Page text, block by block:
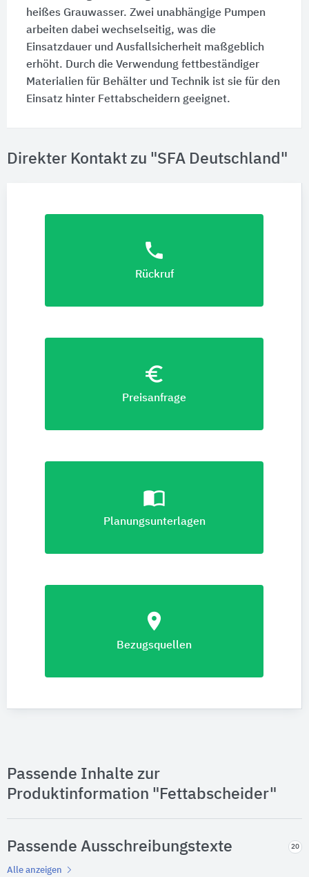
heißes Grauwasser. Zwei unabhängige Pumpen
arbeiten dabei wechselseitig, was die
Einsatzdauer und Ausfallsicherheit maßgeblich
erhöht. Durch die Verwendung fettbeständiger
Materialien für Behälter und Technik ist sie für den
Einsatz hinter Fettabscheidern geeignet.
Direkter Kontakt zu "SFA Deutschland"
phone
Rückruf
euro_symbol
Preisanfrage
import_contacts
Planungsunterlagen
location_on
Bezugsquellen
Passende Inhalte zur
Produktinformation "Fettabscheider"
Passende Ausschreibungstexte 20
Alle anzeigen